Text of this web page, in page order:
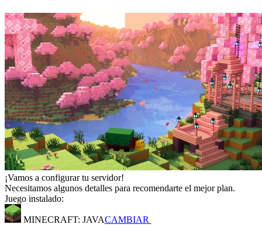
¡Vamos a configurar tu servidor!
Necesitamos algunos detalles para recomendarte el mejor plan.
Juego instalado:
MINECRAFT: JAVACAMBIAR